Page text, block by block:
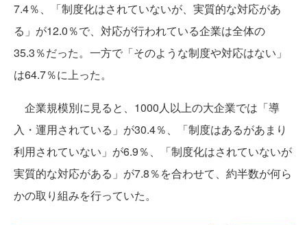
7.4％、「制度化はされていないが、実質的な対応があ
る」が12.0％で、対応が行われている企業は全体の
35.3％だった。一方で「そのような制度や対応はない」
は64.7％に上った。
企業規模別に見ると、1000人以上の大企業では「導
入・運用されている」が30.4％、「制度はあるがあまり
利用されていない」が6.9％、「制度化はされていないが
実質的な対応がある」が7.8％を合わせて、約半数が何ら
かの取り組みを行っていた。